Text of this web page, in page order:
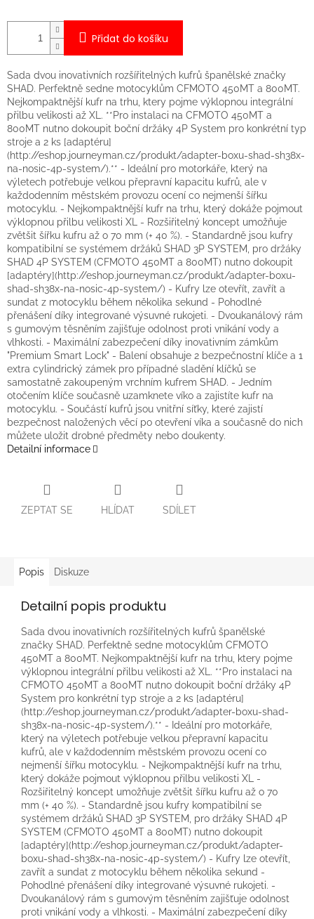
Přidat do košíku
Sada dvou inovativních rozšířitelných kufrů španělské značky
SHAD. Perfektně sedne motocyklům CFMOTO 450MT a 800MT.
Nejkompaktnější kufr na trhu, ktery pojme výklopnou integrální
přilbu velikosti až XL. **Pro instalaci na CFMOTO 450MT a
800MT nutno dokoupit boční držáky 4P System pro konkrétní typ
stroje a 2 ks [adaptéru]
(http://eshop.journeyman.cz/produkt/adapter-boxu-shad-sh38x-
na-nosic-4p-system/).** - Ideální pro motorkáře, který na
výletech potřebuje velkou přepravní kapacitu kufrů, ale v
každodenním městském provozu ocení co nejmenší šířku
motocyklu. - Nejkompaktnější kufr na trhu, který dokáže pojmout
výklopnou přilbu velikosti XL - Rozšiřitelný koncept umožňuje
zvětšit šířku kufru až o 70 mm (+ 40 %). - Standardně jsou kufry
kompatibilní se systémem držáků SHAD 3P SYSTEM, pro držáky
SHAD 4P SYSTEM (CFMOTO 450MT a 800MT) nutno dokoupit
[adaptéry](http://eshop.journeyman.cz/produkt/adapter-boxu-
shad-sh38x-na-nosic-4p-system/) - Kufry lze otevřít, zavřít a
sundat z motocyklu během několika sekund - Pohodlné
přenášení díky integrované výsuvné rukojeti. - Dvoukanálový rám
s gumovým těsněním zajišťuje odolnost proti vnikání vody a
vlhkosti. - Maximální zabezpečení díky inovativním zámkům
"Premium Smart Lock" - Balení obsahuje 2 bezpečnostní klíče a 1
extra cylindrický zámek pro případné sladění klíčků se
samostatně zakoupeným vrchním kufrem SHAD. - Jedním
otočením klíče současně uzamknete víko a zajistíte kufr na
motocyklu. - Součástí kufrů jsou vnitřní síťky, které zajistí
bezpečnost naložených věcí po otevření víka a současně do nich
můžete uložit drobné předměty nebo doukenty.
Detailní informace
ZEPTAT SE HLÍDAT SDÍLET
Popis Diskuze
Detailní popis produktu
Sada dvou inovativních rozšířitelných kufrů španělské
značky SHAD. Perfektně sedne motocyklům CFMOTO
450MT a 800MT. Nejkompaktnější kufr na trhu, ktery pojme
výklopnou integrální přilbu velikosti až XL. **Pro instalaci na
CFMOTO 450MT a 800MT nutno dokoupit boční držáky 4P
System pro konkrétní typ stroje a 2 ks [adaptéru]
(http://eshop.journeyman.cz/produkt/adapter-boxu-shad-
sh38x-na-nosic-4p-system/).** - Ideální pro motorkáře,
který na výletech potřebuje velkou přepravní kapacitu
kufrů, ale v každodenním městském provozu ocení co
nejmenší šířku motocyklu. - Nejkompaktnější kufr na trhu,
který dokáže pojmout výklopnou přilbu velikosti XL -
Rozšiřitelný koncept umožňuje zvětšit šířku kufru až o 70
mm (+ 40 %). - Standardně jsou kufry kompatibilní se
systémem držáků SHAD 3P SYSTEM, pro držáky SHAD 4P
SYSTEM (CFMOTO 450MT a 800MT) nutno dokoupit
[adaptéry](http://eshop.journeyman.cz/produkt/adapter-
boxu-shad-sh38x-na-nosic-4p-system/) - Kufry lze otevřít,
zavřít a sundat z motocyklu během několika sekund -
Pohodlné přenášení díky integrované výsuvné rukojeti. -
Dvoukanálový rám s gumovým těsněním zajišťuje odolnost
proti vnikání vody a vlhkosti. - Maximální zabezpečení díky